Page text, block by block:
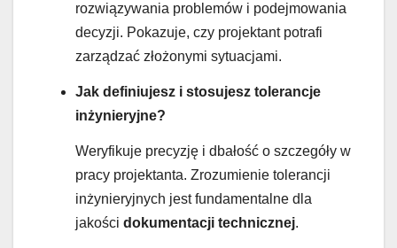
rozwiązywania problemów i podejmowania
decyzji. Pokazuje, czy projektant potrafi
zarządzać złożonymi sytuacjami.
Jak definiujesz i stosujesz tolerancje
inżynieryjne?
Weryfikuje precyzję i dbałość o szczegóły w
pracy projektanta. Zrozumienie tolerancji
inżynieryjnych jest fundamentalne dla
jakości dokumentacji technicznej.